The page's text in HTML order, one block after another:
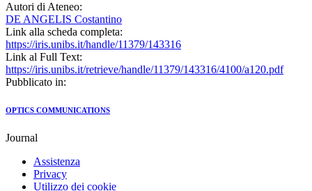
Autori di Ateneo:
DE ANGELIS Costantino
Link alla scheda completa:
https://iris.unibs.it/handle/11379/143316
Link al Full Text:
https://iris.unibs.it/retrieve/handle/11379/143316/4100/a120.pdf
Pubblicato in:
OPTICS COMMUNICATIONS
Journal
Assistenza
Privacy
Utilizzo dei cookie